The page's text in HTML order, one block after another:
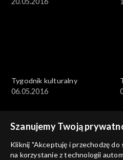
Tygodnik kulturalny
06.05.2016
Szanujemy Twoją
Kliknij "Akceptuję i przechodzę do
na korzystanie z technologii